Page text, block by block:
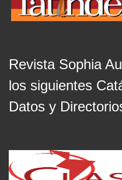
Revista Sophia
los siguientes
Datos y